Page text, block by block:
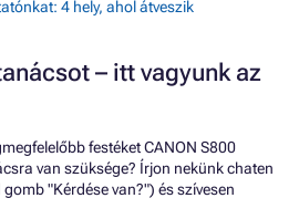
4 hely, ahol átveszik
– itt vagyunk az
festéket CANON S800
van szüksége? Írjon nekünk chaten
"Kérdése van?") és szívesen